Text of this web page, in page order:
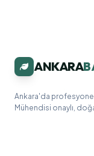
ANKARA
Ankara'da
Mühendisi onaylı,